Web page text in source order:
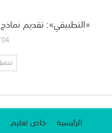
«التطبيقي»: تقديم
الرئيسية خاص تعليم